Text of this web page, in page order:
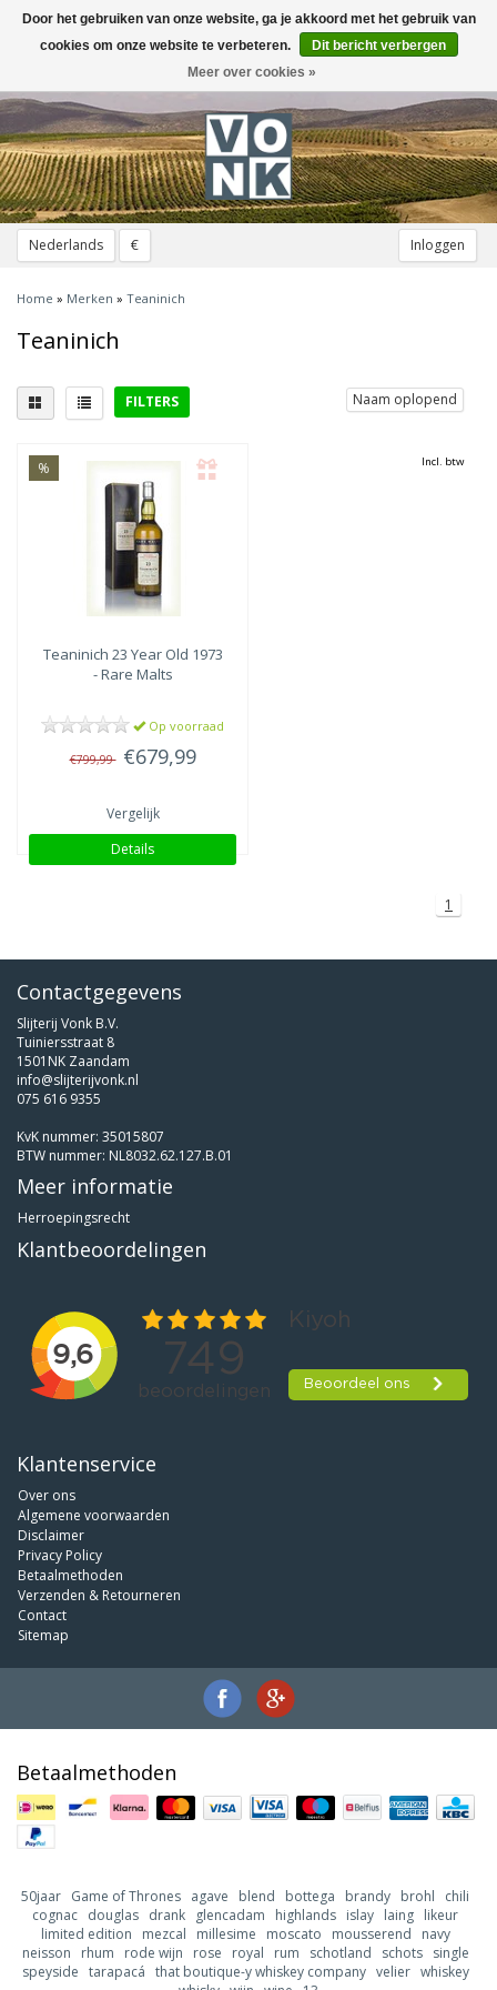
Nederlands € Inloggen
Toggle
navigation
Home » Merken » Teaninich
Teaninich
FILTERS Naam oplopend
District
Highlands (1)
%
Teaninich 23 Year Old 1973
- Rare Malts
Op voorraad
€799,99 €679,99
Vergelijk
Details
Incl. btw
1
Contactgegevens
Slijterij Vonk B.V.
Tuiniersstraat 8
1501NK Zaandam
info@slijterijvonk.nl
075 616 9355
KvK nummer: 35015807
BTW nummer: NL8032.62.127.B.01
Meer informatie
Herroepingsrecht
Klantbeoordelingen
Klantenservice
Over ons
Algemene voorwaarden
Disclaimer
Privacy Policy
Betaalmethoden
Verzenden & Retourneren
Contact
Sitemap
Betaalmethoden
50jaar Game of Thrones agave blend bottega brandy brohl
chili
cognac douglas drank glencadam highlands islay laing likeur
limited edition
mezcal millesime moscato mousserend
navy
neisson
rhum rode wijn rose royal rum schotland schots
single
speyside tarapacá that boutique-y whiskey company velier whiskey
Door het gebruiken van onze website, ga je akkoord met het gebruik van
cookies om onze website te verbeteren.
Dit bericht verbergen
Meer over cookies »